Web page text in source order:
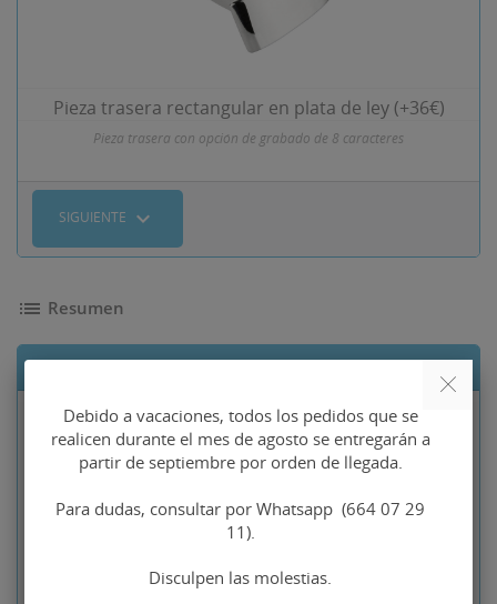
Pieza trasera rectangular en plata de ley (+36€)
Pieza trasera con opción de grabado de 8 caracteres
SIGUIENTE expand_more
list Resumen
Precio base
Gemelos
cervecero plata
106,88 €
Indicaciones para la
Debido a vacaciones, todos los pedidos que se
realicen durante el mes de agosto se entregarán a
partir de septiembre por orden de llegada.
Para dudas, consultar por Whatsapp (664 07 29
11).
Disculpen las molestias.